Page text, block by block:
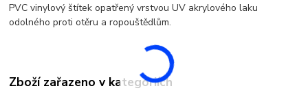
PVC vinylový štítek opatřený vrstvou UV akrylového laku
odolného proti otěru a ropouštědlům.
Zboží zařazeno v kategoriích